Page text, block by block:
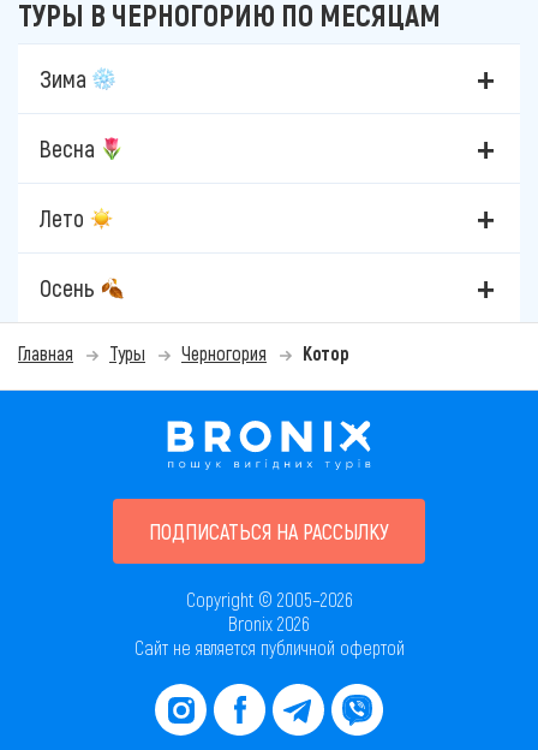
ТУРЫ В ЧЕРНОГОРИЮ ПО МЕСЯЦАМ
Зима
Весна
Лето
Осень
Главная Туры Черногория Котор
ПОДПИСАТЬСЯ НА РАССЫЛКУ
Copyright © 2005–2026
Bronix 2026
Сайт не является публичной офертой